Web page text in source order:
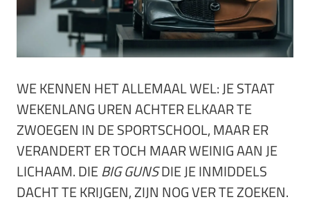
WE KENNEN HET ALLEMAAL WEL: JE STAAT
WEKENLANG UREN ACHTER ELKAAR TE
ZWOEGEN IN DE SPORTSCHOOL, MAAR ER
VERANDERT ER TOCH MAAR WEINIG AAN JE
LICHAAM. DIEBIG GUNSDIE JE INMIDDELS
DACHT TE KRIJGEN, ZIJN NOG VER TE ZOEKEN.